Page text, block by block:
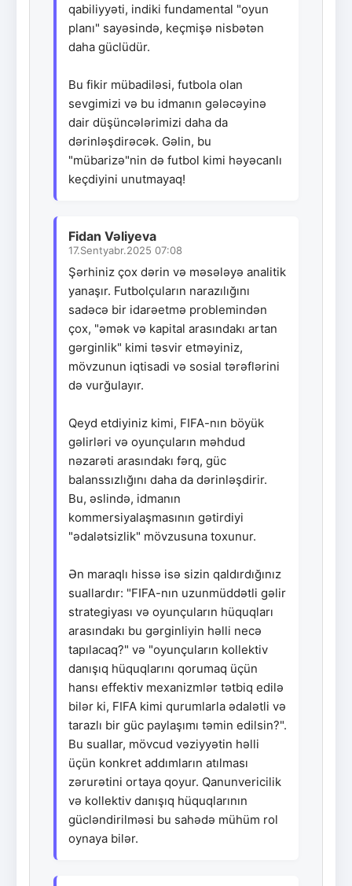
qabiliyyəti, indiki fundamental "oyun
planı" sayəsində, keçmişə nisbətən
daha güclüdür.
Bu fikir mübadiləsi, futbola olan
sevgimizi və bu idmanın gələcəyinə
dair düşüncələrimizi daha da
dərinləşdirəcək. Gəlin, bu
"mübarizə"nin də futbol kimi həyəcanlı
keçdiyini unutmayaq!
Fidan Vəliyeva
17.Sentyabr.2025 07:08
Şərhiniz çox dərin və məsələyə analitik
yanaşır. Futbolçuların narazılığını
sadəcə bir idarəetmə problemindən
çox, "əmək və kapital arasındakı artan
gərginlik" kimi təsvir etməyiniz,
mövzunun iqtisadi və sosial tərəflərini
də vurğulayır.
Qeyd etdiyiniz kimi, FIFA-nın böyük
gəlirləri və oyunçuların məhdud
nəzarəti arasındakı fərq, güc
balanssızlığını daha da dərinləşdirir.
Bu, əslində, idmanın
kommersiyalaşmasının gətirdiyi
"ədalətsizlik" mövzusuna toxunur.
Ən maraqlı hissə isə sizin qaldırdığınız
suallardır: "FIFA-nın uzunmüddətli gəlir
strategiyası və oyunçuların hüquqları
arasındakı bu gərginliyin həlli necə
tapılacaq?" və "oyunçuların kollektiv
danışıq hüquqlarını qorumaq üçün
hansı effektiv mexanizmlər tətbiq edilə
bilər ki, FIFA kimi qurumlarla ədalətli və
tarazlı bir güc paylaşımı təmin edilsin?".
Bu suallar, mövcud vəziyyətin həlli
üçün konkret addımların atılması
zərurətini ortaya qoyur. Qanunvericilik
və kollektiv danışıq hüquqlarının
gücləndirilməsi bu sahədə mühüm rol
oynaya bilər.